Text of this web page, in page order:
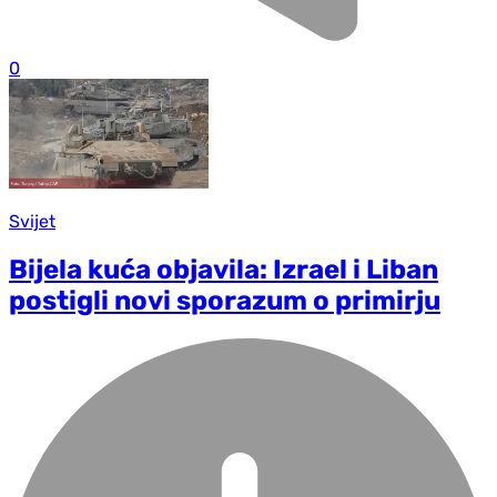
0
Svijet
Bijela kuća objavila: Izrael i Liban
postigli novi sporazum o primirju